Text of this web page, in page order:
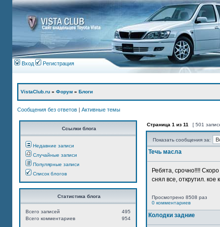
Вход Регистрация
VistaClub.ru » Форум » Блоги
Сообщения без ответов | Активные темы
Ссылки блога
Недавние записи
Случайные записи
Популярные записи
Список блогов
Статистика блога
495
Всего записей
954
Всего комментариев
Страница 1 из 11 [ 501
Показать сообщения за:
Течь масла
Ребята, срочно!!!!
снял все, открутил. кое
Просмотрено 8508 раз
0 комментариев
Колодки задние